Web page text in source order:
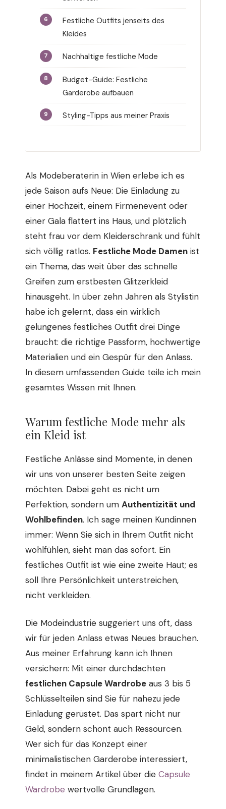
Festliche Outfits jenseits des
Kleides
Nachhaltige festliche Mode
Budget-Guide: Festliche
Garderobe aufbauen
Styling-Tipps aus meiner Praxis
Als Modeberaterin in Wien erlebe ich es
jede Saison aufs Neue: Die Einladung zu
einer Hochzeit, einem Firmenevent oder
einer Gala flattert ins Haus, und plötzlich
steht frau vor dem Kleiderschrank und fühlt
sich völlig ratlos. Festliche Mode Damen ist
ein Thema, das weit über das schnelle
Greifen zum erstbesten Glitzerkleid
hinausgeht. In über zehn Jahren als Stylistin
habe ich gelernt, dass ein wirklich
gelungenes festliches Outfit drei Dinge
braucht: die richtige Passform, hochwertige
Materialien und ein Gespür für den Anlass.
In diesem umfassenden Guide teile ich mein
gesamtes Wissen mit Ihnen.
Warum festliche Mode mehr als
ein Kleid ist
Festliche Anlässe sind Momente, in denen
wir uns von unserer besten Seite zeigen
möchten. Dabei geht es nicht um
Perfektion, sondern um Authentizität und
Wohlbefinden. Ich sage meinen Kundinnen
immer: Wenn Sie sich in Ihrem Outfit nicht
wohlfühlen, sieht man das sofort. Ein
festliches Outfit ist wie eine zweite Haut; es
soll Ihre Persönlichkeit unterstreichen,
nicht verkleiden.
Die Modeindustrie suggeriert uns oft, dass
wir für jeden Anlass etwas Neues brauchen.
Aus meiner Erfahrung kann ich Ihnen
versichern: Mit einer durchdachten
festlichen Capsule Wardrobe aus 3 bis 5
Schlüsselteilen sind Sie für nahezu jede
Einladung gerüstet. Das spart nicht nur
Geld, sondern schont auch Ressourcen.
Wer sich für das Konzept einer
minimalistischen Garderobe interessiert,
findet in meinem Artikel über die Capsule
Wardrobe wertvolle Grundlagen.